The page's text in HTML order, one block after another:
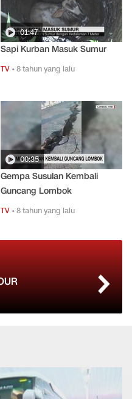
01:47
Sapi Kurban Masuk Sumur
TV •8 tahun yang lalu
00:35
Gempa Susulan Kembali
Guncang Lombok
TV •8 tahun yang lalu